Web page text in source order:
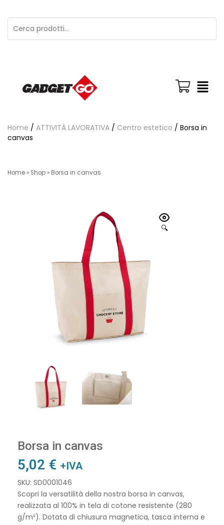
Home / ATTIVITÀ LAVORATIVA / Centro estetico / Borsa in
canvas
Home » Shop » Borsa in canvas
🔍
Borsa in canvas
5,02 € +IVA
SKU: SD0001046
Scopri la versatilità della nostra borsa in canvas,
realizzata al 100% in tela di cotone resistente (280
g/m²). Dotata di chiusura magnetica, tasca interna e